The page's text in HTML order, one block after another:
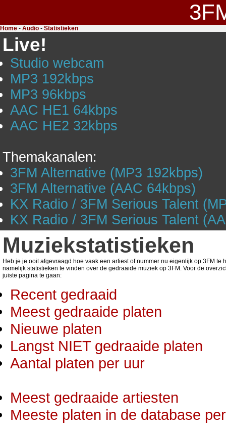
Home - Audio - Statistieken
Live!
Studio webcam
MP3 192kbps
MP3 96kbps
AAC HE1 64kbps
AAC HE2 32kbps
Themakanalen:
3FM Alternative (MP3 192kbps)
3FM Alternative (AAC 64kbps)
KX Radio / 3FM Serious Talent
KX Radio / 3FM Serious Talent
Muziekstatistieken
Heb je je ooit afgevraagd hoe vaak een artiest of nummer nu eigenlijk op 3FM
namelijk statistieken te vinden over de gedraaide muziek op 3FM. Voor de
juiste pagina te gaan:
Recent gedraaid
Meest gedraaide platen
Nieuwe platen
Langst NIET gedraaide platen
Aantal platen per uur
Meest gedraaide artiesten
Meeste platen in de database